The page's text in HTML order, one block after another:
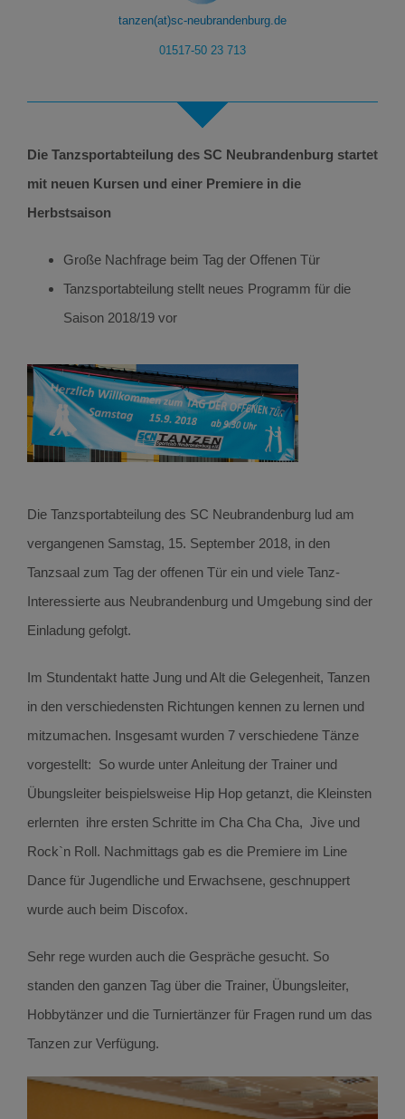
tanzen(at)sc-neubrandenburg.de
01517-50 23 713
Die Tanzsportabteilung des SC Neubrandenburg startet
mit neuen Kursen und einer Premiere in die
Herbstsaison
Große Nachfrage beim Tag der Offenen Tür
Tanzsportabteilung stellt neues Programm für die
Saison 2018/19 vor
Die Tanzsportabteilung des SC Neubrandenburg lud am
vergangenen Samstag, 15. September 2018, in den
Tanzsaal zum Tag der offenen Tür ein und viele Tanz-
Interessierte aus Neubrandenburg und Umgebung sind der
Einladung gefolgt.
Im Stundentakt hatte Jung und Alt die Gelegenheit, Tanzen
in den verschiedensten Richtungen kennen zu lernen und
mitzumachen. Insgesamt wurden 7 verschiedene Tänze
vorgestellt: So wurde unter Anleitung der Trainer und
Übungsleiter beispielsweise Hip Hop getanzt, die Kleinsten
erlernten ihre ersten Schritte im Cha Cha Cha, Jive und
Rock`n Roll. Nachmittags gab es die Premiere im Line
Dance für Jugendliche und Erwachsene, geschnuppert
wurde auch beim Discofox.
Sehr rege wurden auch die Gespräche gesucht. So
standen den ganzen Tag über die Trainer, Übungsleiter,
Hobbytänzer und die Turniertänzer für Fragen rund um das
Tanzen zur Verfügung.